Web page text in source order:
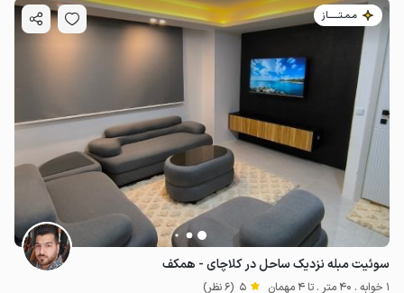
مـمـتــــــاز
سوئیت مبله نزدیک ساحل در کلاچای - همکف
1 خوابه . 40 متر . تا 4 مهمان 5 (6 نظر)